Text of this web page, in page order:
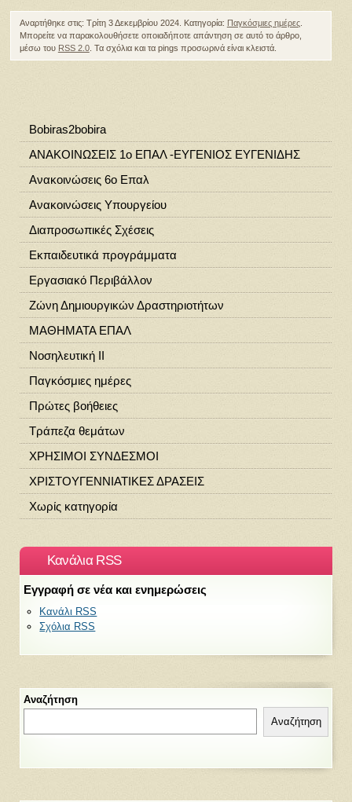
Αναρτήθηκε στις: Τρίτη 3 Δεκεμβρίου 2024. Κατηγορία: Παγκόσμιες ημέρες.
Μπορείτε να παρακολουθήσετε οποιαδήποτε απάντηση σε αυτό το άρθρο,
μέσω του RSS 2.0. Τα σχόλια και τα pings προσωρινά είναι κλειστά.
Bobiras2bobira
ΑΝΑΚΟΙΝΩΣΕΙΣ 1ο ΕΠΑΛ -ΕΥΓΕΝΙΟΣ ΕΥΓΕΝΙΔΗΣ
Ανακοινώσεις 6ο Επαλ
Ανακοινώσεις Υπουργείου
Διαπροσωπικές Σχέσεις
Εκπαιδευτικά προγράμματα
Εργασιακό Περιβάλλον
Ζώνη Δημιουργικών Δραστηριοτήτων
ΜΑΘΗΜΑΤΑ ΕΠΑΛ
Νοσηλευτική ΙΙ
Παγκόσμιες ημέρες
Πρώτες βοήθειες
Τράπεζα θεμάτων
ΧΡΗΣΙΜΟΙ ΣΥΝΔΕΣΜΟΙ
ΧΡΙΣΤΟΥΓΕΝΝΙΑΤΙΚΕΣ ΔΡΑΣΕΙΣ
Χωρίς κατηγορία
Κανάλια RSS
Εγγραφή σε νέα και ενημερώσεις
Κανάλι RSS
Σχόλια RSS
Αναζήτηση
Αναζήτηση